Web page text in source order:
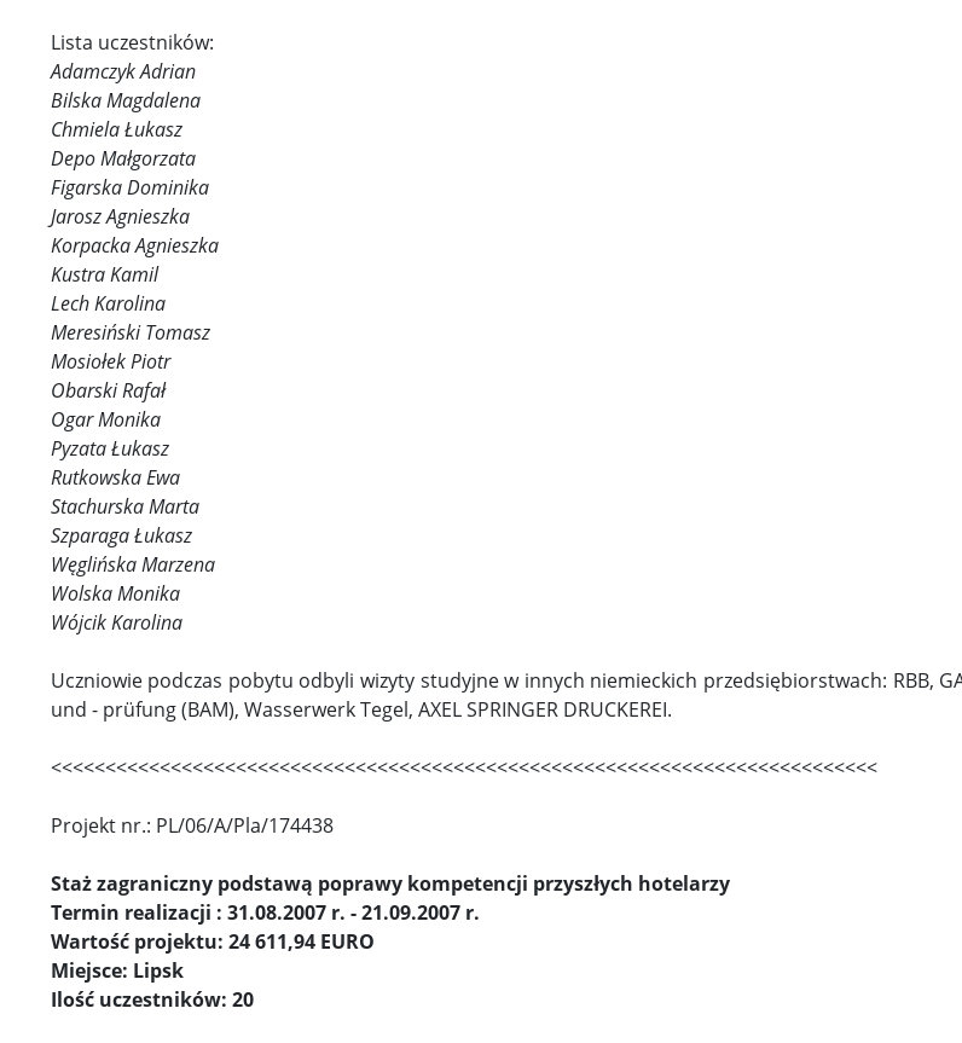
Lista uczestników:
Adamczyk Adrian
Bilska Magdalena
Chmiela Łukasz
Depo Małgorzata
Figarska Dominika
Jarosz Agnieszka
Korpacka Agnieszka
Kustra Kamil
Lech Karolina
Meresiński Tomasz
Mosiołek Piotr
Obarski Rafał
Ogar Monika
Pyzata Łukasz
Rutkowska Ewa
Stachurska Marta
Szparaga Łukasz
Węglińska Marzena
Wolska Monika
Wójcik Karolina
Uczniowie podczas pobytu odbyli wizyty studyjne w innych niemieckich przedsiębiorstwach: RBB,
und - prüfung (BAM), Wasserwerk Tegel, AXEL SPRINGER DRUCKEREI.
<<<<<<<<<<<<<<<<<<<<<<<<<<<<<<<<<<<<<<<<<<<<<<<<<<<<<<<<<<<<<<<<<<<<<<<<<<<<
Projekt nr.: PL/06/A/Pla/174438
Staż zagraniczny podstawą poprawy kompetencji przyszłych hotelarzy
Termin realizacji : 31.08.2007 r. - 21.09.2007 r.
Wartość projektu: 24 611,94 EURO
Miejsce: Lipsk
Ilość uczestników: 20